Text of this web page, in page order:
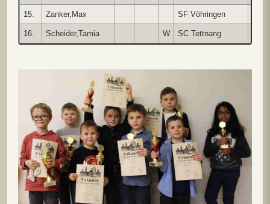
15. Zanker,Max SF Vöhringen
16. Scheider,Tamia W SC Tettnang